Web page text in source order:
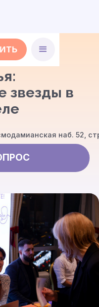
звезды в
наб. 52,